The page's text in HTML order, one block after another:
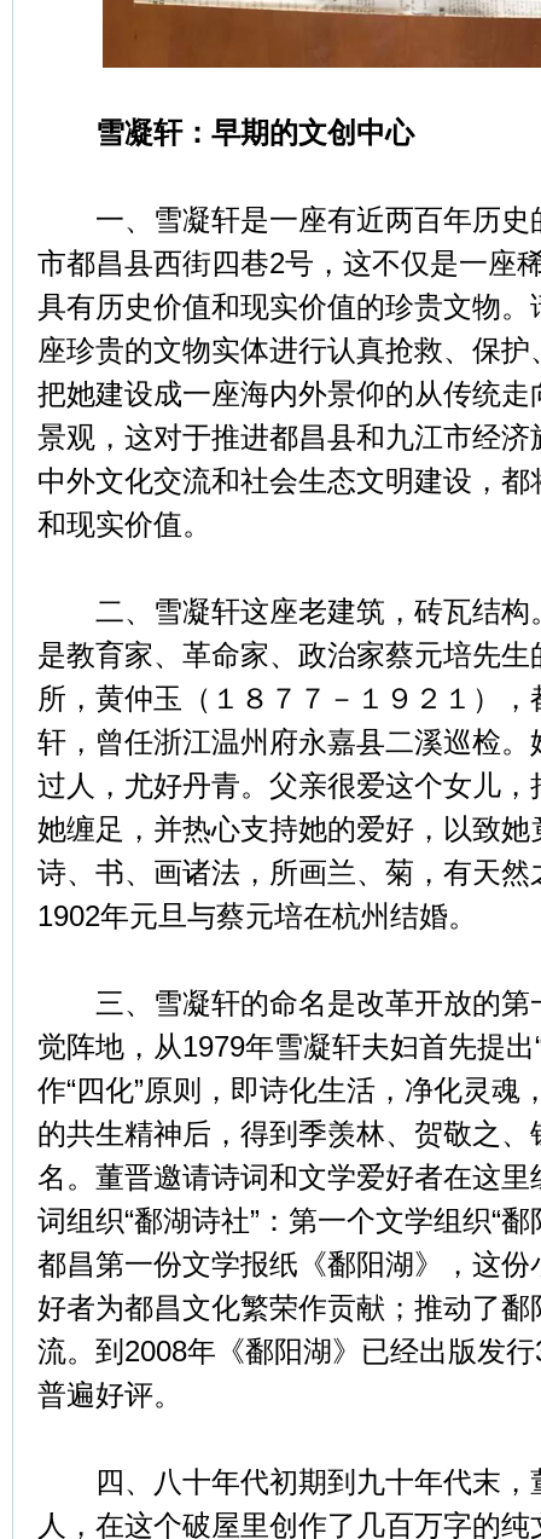
雪凝轩：早期的文创中心
一、雪凝轩是一座有近两百年历史
市都昌县西街四巷2号，这不仅是一座
具有历史价值和现实价值的珍贵文物
座珍贵的文物实体进行认真抢救、保
把她建设成一座海内外景仰的从传统
景观，这对于推进都昌县和九江市经
中外文化交流和社会生态文明建设，
和现实价值。
二、雪凝轩这座老建筑，砖瓦结构
是教育家、革命家、政治家蔡元培先
所，黄仲玉（１８７７－１９２１）
轩，曾任浙江温州府永嘉县二溪巡检
过人，尤好丹青。父亲很爱这个女儿
她缠足，并热心支持她的爱好，以致
诗、书、画诸法，所画兰、菊，有天
1902年元旦与蔡元培在杭州结婚。
三、雪凝轩的命名是改革开放的第
觉阵地，从1979年雪凝轩夫妇首先提出
作“四化”原则，即诗化生活，净化灵魂
的共生精神后，得到季羡林、贺敬之
名。董晋邀请诗词和文学爱好者在这
词组织“鄱湖诗社”：第一个文学组织“
都昌第一份文学报纸《鄱阳湖》，这
好者为都昌文化繁荣作贡献；推动了
流。到2008年《鄱阳湖》已经出版发
普遍好评。
四、八十年代初期到九十年代末，
人，在这个破屋里创作了几百万字的